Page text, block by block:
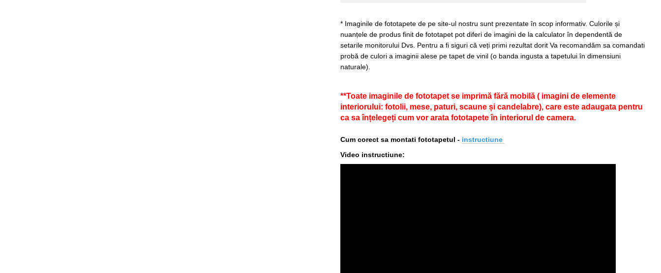
* Imaginile de fototapete de pe site-ul nostru sunt prezentate în scop informativ. Culorile și
nuanțele de produs finit de fototapet pot diferi de imagini de la calculator în dependentă de
setarile monitorului Dvs. Pentru a fi siguri că veți primi rezultat dorit Va recomandăm sa comandati
probă de culori a imaginii alese pe tapet de vinil (o banda ingusta a tapetului în dimensiuni
naturale).
**Toate imaginile de fototapet se imprimă fără mobilă ( imagini de elemente
interiorului: fotolii, mese, paturi, scaune și candelabre), care este adaugata pentru
ca sa înțelegeți cum vor arata fototapete în interiorul de camera.
Cum corect sa montati fototapetul - instructiune
Video instructiune: